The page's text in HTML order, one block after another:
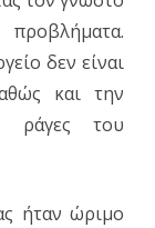
δεν είναι
και την
ράγες του
ήταν ώριμο